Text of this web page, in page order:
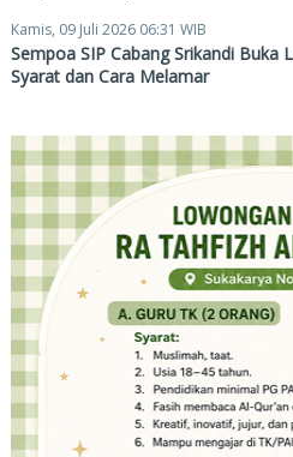
Kamis, 09 Juli 2026 06:31 WIB
Sempoa SIP Cabang Srikandi Buka
Syarat dan Cara Melamar